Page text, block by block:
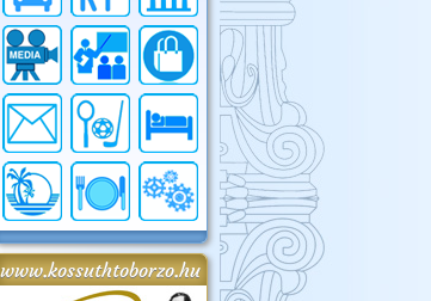
www.kossuthtoborzo.hu